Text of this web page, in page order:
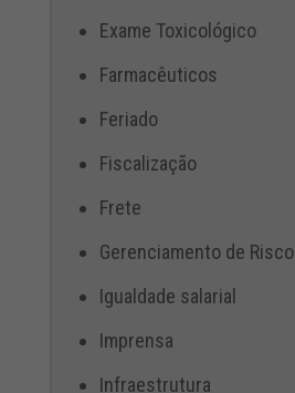
Exame Toxicológico
Farmacêuticos
Feriado
Fiscalização
Frete
Gerenciamento de Risco
Igualdade salarial
Imprensa
Infraestrutura